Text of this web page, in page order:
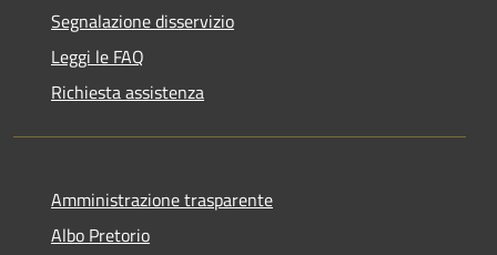
Segnalazione disservizio
Leggi le FAQ
Richiesta assistenza
Amministrazione trasparente
Albo Pretorio